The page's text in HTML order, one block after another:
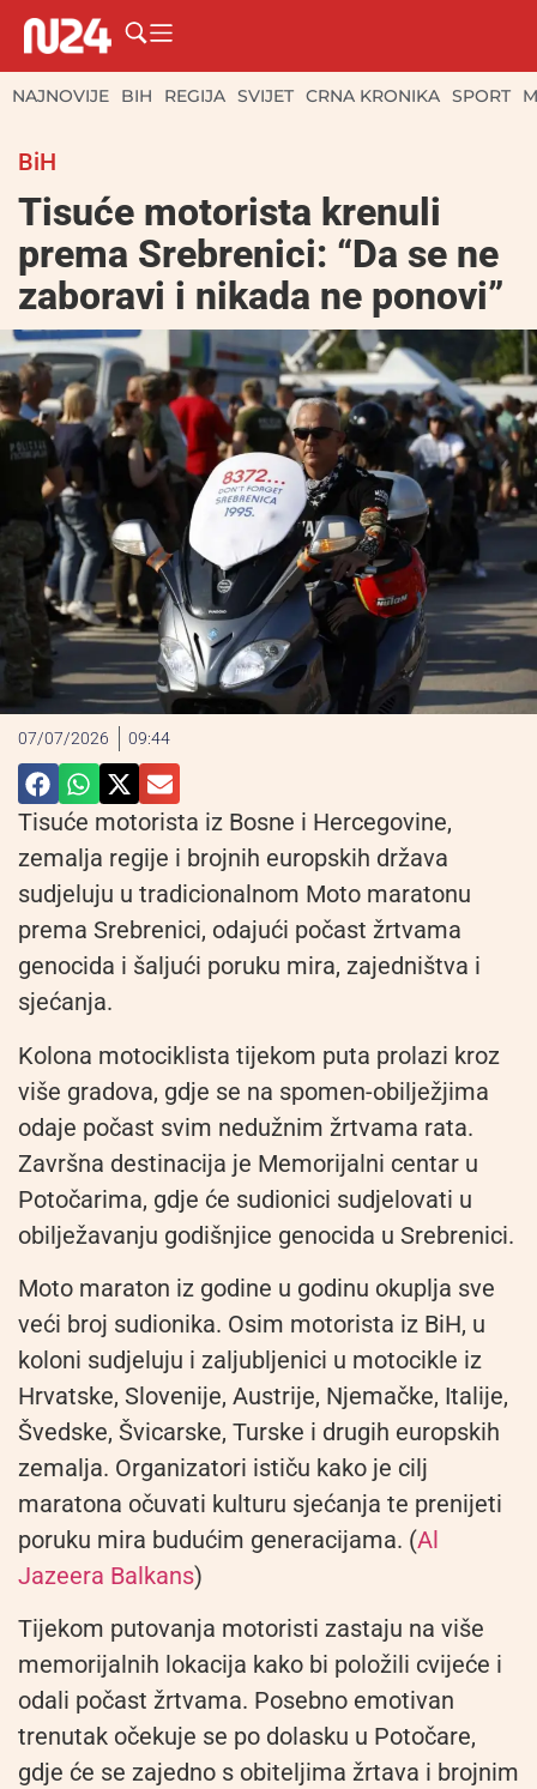
NAJNOVIJE BIH REGIJA SVIJET CRNA KRONIKA SPORT
BiH
Tisuće motorista krenuli
prema Srebrenici: “Da se ne
zaboravi i nikada ne ponovi”
07/07/2026 09:44
Tisuće motorista iz Bosne i Hercegovine,
zemalja regije i brojnih europskih država
sudjeluju u tradicionalnom Moto maratonu
prema Srebrenici, odajući počast žrtvama
genocida i šaljući poruku mira, zajedništva i
sjećanja.
Kolona motociklista tijekom puta prolazi kroz
više gradova, gdje se na spomen-obilježjima
odaje počast svim nedužnim žrtvama rata.
Završna destinacija je Memorijalni centar u
Potočarima, gdje će sudionici sudjelovati u
obilježavanju godišnjice genocida u Srebrenici.
Moto maraton iz godine u godinu okuplja sve
veći broj sudionika. Osim motorista iz BiH, u
koloni sudjeluju i zaljubljenici u motocikle iz
Hrvatske, Slovenije, Austrije, Njemačke, Italije,
Švedske, Švicarske, Turske i drugih europskih
zemalja. Organizatori ističu kako je cilj
maratona očuvati kulturu sjećanja te prenijeti
poruku mira budućim generacijama. (Al
Jazeera Balkans⁠)
Tijekom putovanja motoristi zastaju na više
memorijalnih lokacija kako bi položili cvijeće i
odali počast žrtvama. Posebno emotivan
trenutak očekuje se po dolasku u Potočare,
gdje će se zajedno s obiteljima žrtava i brojnim